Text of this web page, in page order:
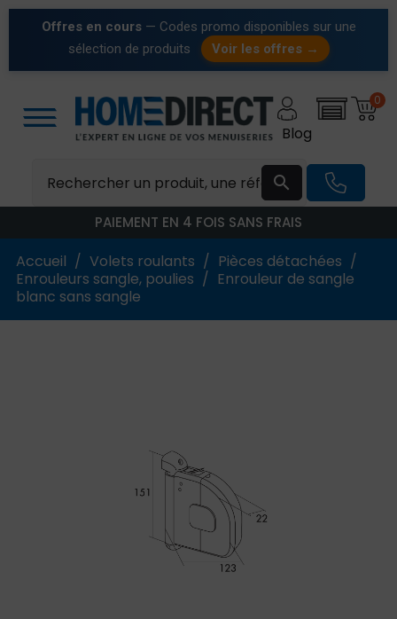
Offres en cours — Codes promo disponibles sur une
sélection de produits
Voir les offres →

0
Blog
PAIEMENT EN 4 FOIS SANS FRAIS
Accueil Volets roulants
Pièces détachées
Enrouleurs sangle, poulies
Enrouleur de sangle
blanc sans sangle